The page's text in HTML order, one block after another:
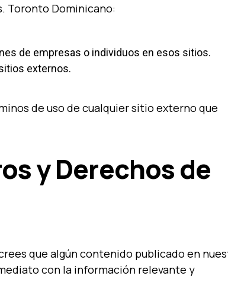
Toronto Dominicano:
de empresas o individuos en esos sitios.
externos.
de uso de cualquier sitio externo que
y Derechos de
que algún contenido publicado en
con la información relevante y